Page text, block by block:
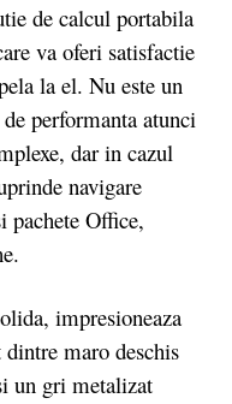
de calcul portabila
va oferi satisfactie
la el. Nu este un
performanta atunci
dar in cazul
navigare
pachete Office,
impresioneaza
maro deschis
un gri metalizat